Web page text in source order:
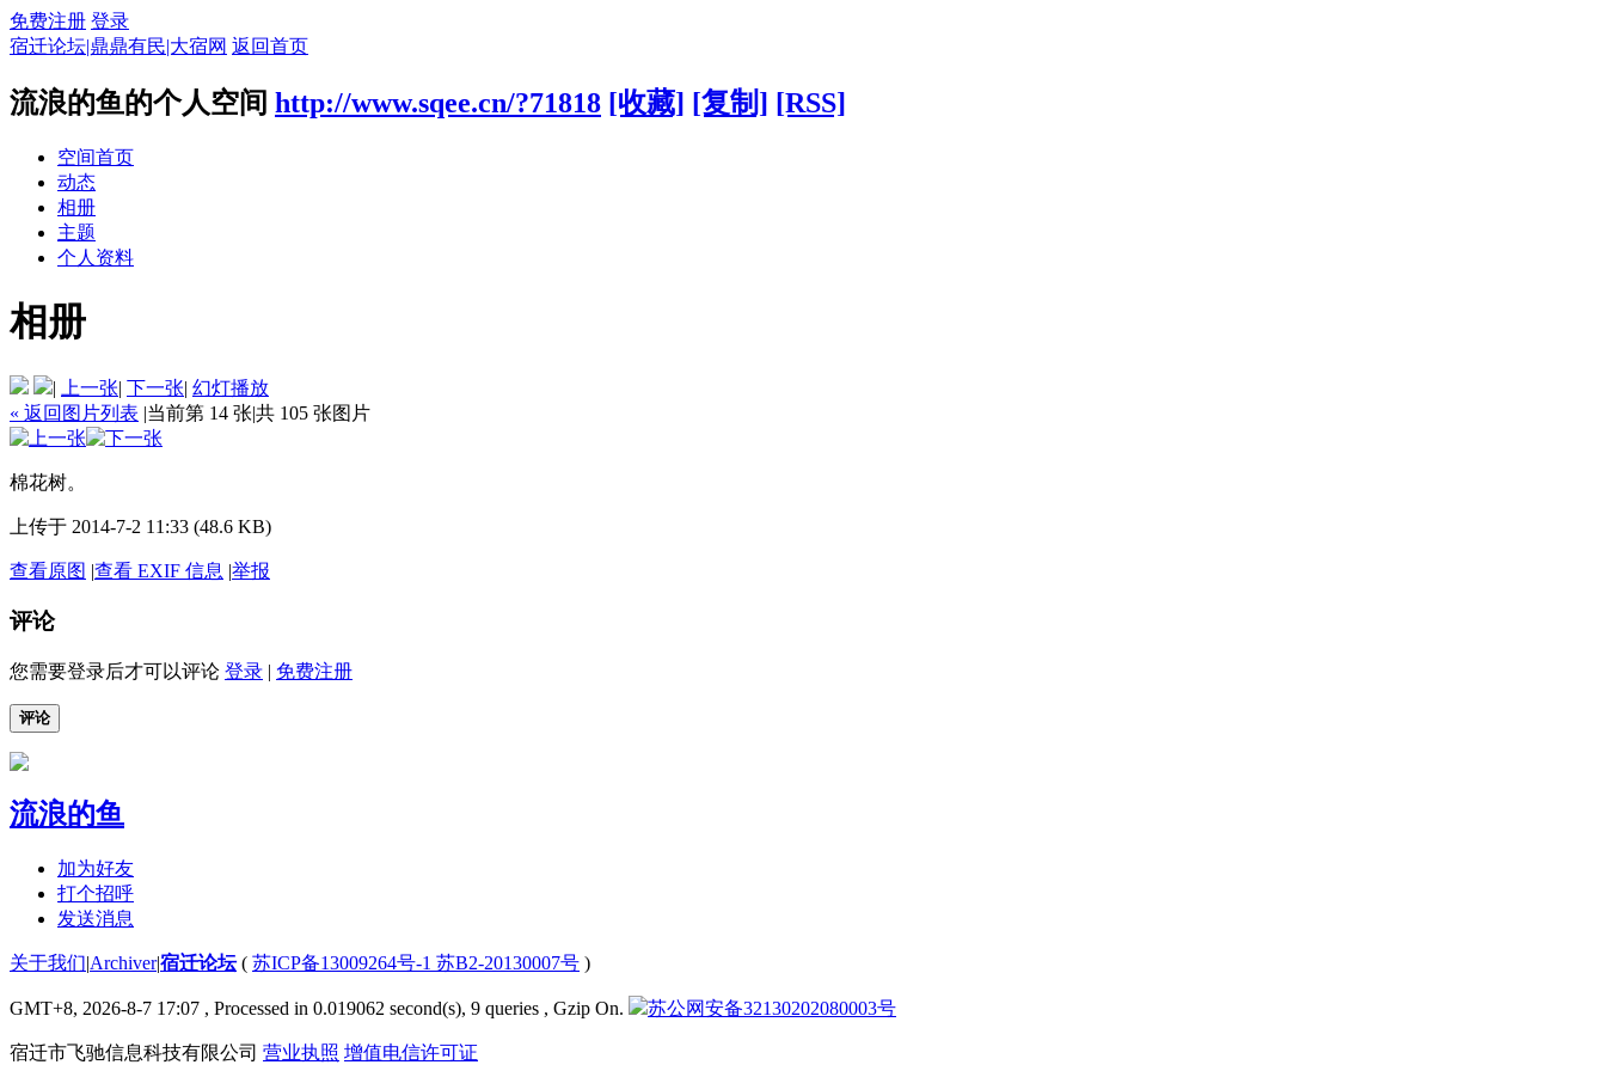
免费注册 登录
宿迁论坛|鼎鼎有民|大宿网 返回首页
流浪的鱼的个人空间 http://www.sqee.cn/?71818 [收藏] [复制] [RSS]
空间首页
动态
相册
主题
个人资料
相册
| 上一张| 下一张| 幻灯播放
« 返回图片列表 |当前第 14 张|共 105 张图片
棉花树。
上传于 2014-7-2 11:33 (48.6 KB)
查看原图 |查看 EXIF 信息 |举报
评论
您需要登录后才可以评论 登录 | 免费注册
评论
流浪的鱼
加为好友
打个招呼
发送消息
关于我们|Archiver|宿迁论坛( 苏ICP备13009264号-1 苏B2-20130007号 )
GMT+8, 2026-8-7 17:07 , Processed in 0.019062 second(s), 9 queries , Gzip On. 苏公网安备32130202080003号
宿迁市飞驰信息科技有限公司 营业执照 增值电信许可证